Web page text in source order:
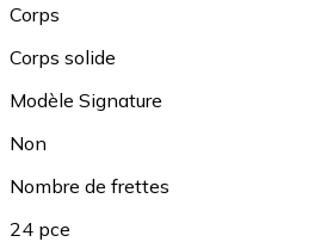
Corps
Corps solide
Modèle Signature
Non
Nombre de frettes
24 pce